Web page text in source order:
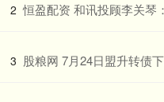
2 恒盈配资 和讯投顾李关琴
3 股粮网 7月24日盟升转债